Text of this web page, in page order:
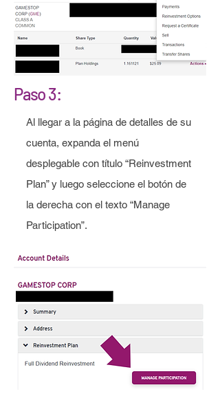
Paso 3:
Al llegar a la página de detalles de su
cuenta, expanda el menú
desplegable con título “Reinvestment
Plan” y luego seleccione el botón de
la derecha con el texto “Manage
Participation”.